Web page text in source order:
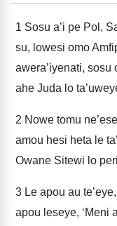
1 Sosu a’i pe Pol,
su, lowesi omo
awera’iyenati, sosu
ahe Juda lo
2 Nowe tomu
amou hesi heta le
Owane Sitewi lo
3 Le apou au
apou leseye, ‘Meni